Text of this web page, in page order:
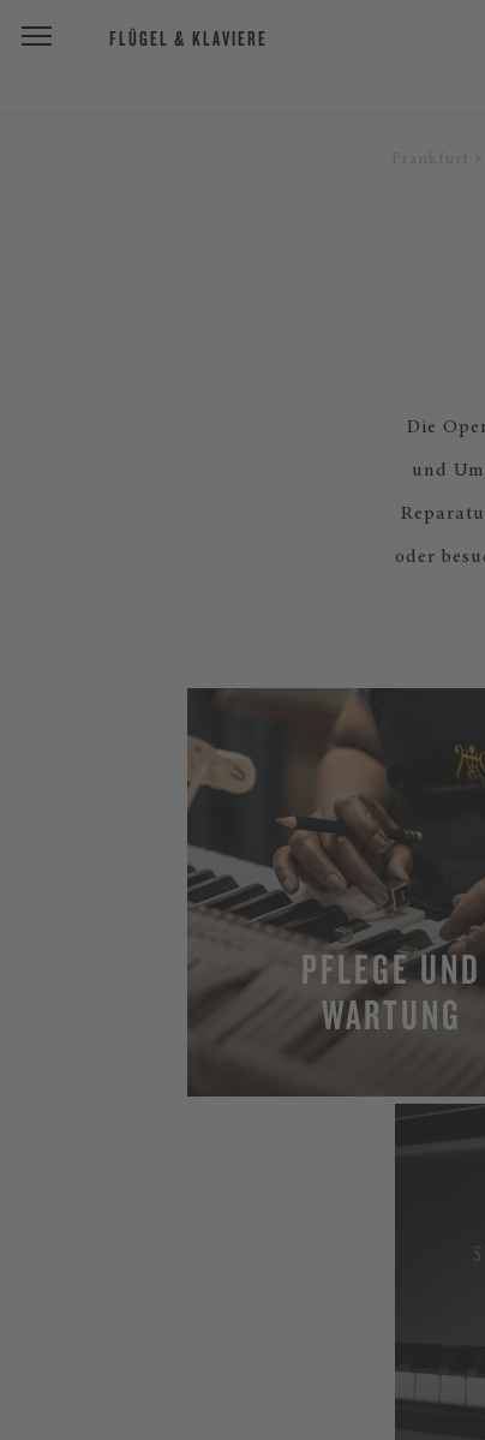
FLÜGEL & KLAVIERE
Die
und
oder
PFLEGE UND
WARTUNG